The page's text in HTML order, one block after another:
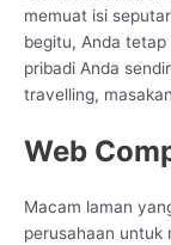
memuat isi
begitu, Anda
pribadi Anda
travelling,
Web
Macam laman
perusahaan untuk